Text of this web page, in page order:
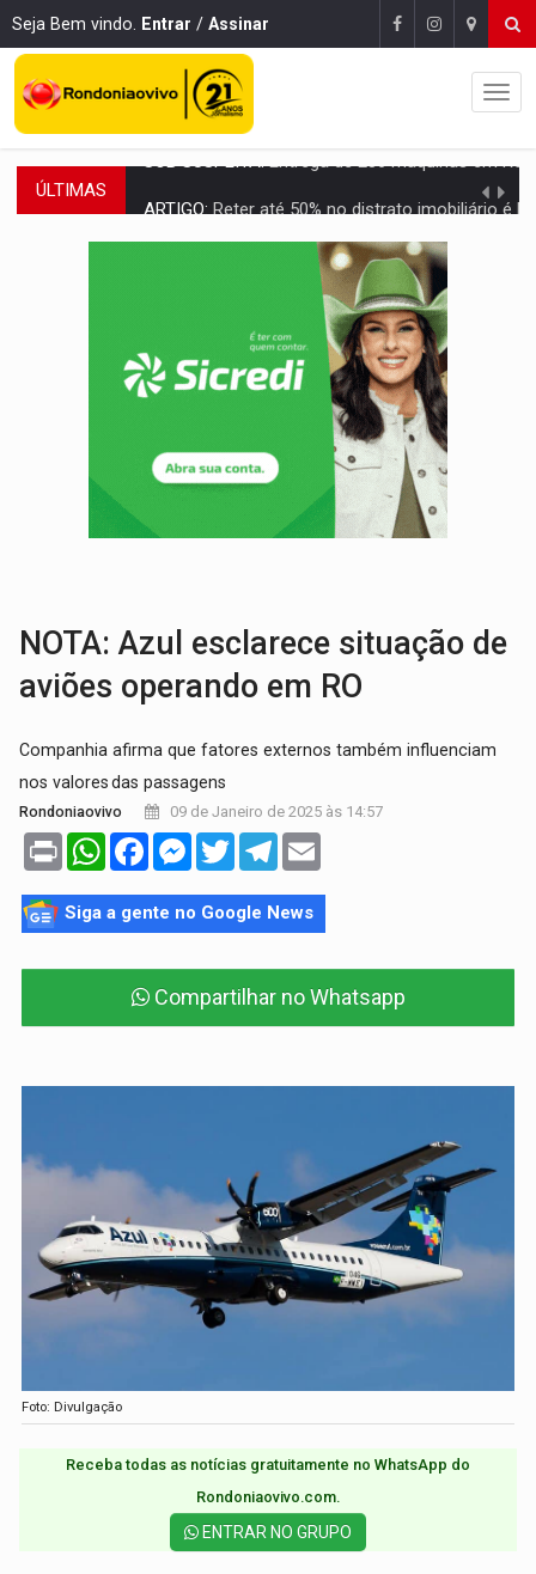
Seja Bem vindo. Entrar / Assinar
ÚLTIMAS Reter até 50% no distrato imobiliário é legal, mas não pode
DO HOSPITAL AO CAMPO:Veja as mais de 200 ações de Marcos
Grupo Nova Era amplia presença em PVH e transforma Aramix
ROTA GLOBAL:PCC amplia presença internacional e transforma Brasil em
CONEXÃO RONDONIAOVIVO:Museólogo Antônio Ocampo conduz a história de
Ferroviários pedem ao Iphan recuperação de área
VARIANDO O CARDÁPIO: Veja essa receita de carne assada para o
PREJUÍZO AOS ESTUDANTES: Greve dos professores em PVH é
NOTA: Azul esclarece situação de
aviões operando em RO
Companhia afirma que fatores externos também influenciam
nos valores das passagens
Rondoniaovivo 09 de Janeiro de 2025 às 14:57
Print WhatsAppFacebookMessenger
TwitterTelegram
Siga a gente no Google News
Compartilhar no Whatsapp
Foto: Divulgação
Receba todas as notícias gratuitamente no WhatsApp do
Rondoniaovivo.com.​
ENTRAR NO GRUPO